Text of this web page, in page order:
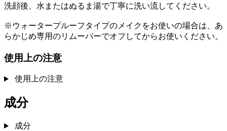
洗顔後、水またはぬるま湯で丁寧に洗い流してください。
※ウォータープルーフタイプのメイクをお使いの場合は、あ
らかじめ専用のリムーバーでオフしてからお使いください。
使用上の注意
使用上の注意
成分
成分